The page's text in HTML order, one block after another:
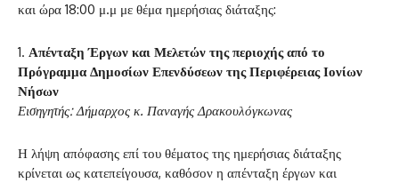
και ώρα 18:00 μ.μ με θέμα ημερήσιας διάταξης:
1. Απένταξη Έργων και Μελετών της περιοχής από το
Πρόγραμμα Δημοσίων Επενδύσεων της Περιφέρειας Ιονίων
Νήσων
Εισηγητής: Δήμαρχος κ. Παναγής Δρακουλόγκωνας
Η λήψη απόφασης επί του θέματος της ημερήσιας διάταξης
κρίνεται ως κατεπείγουσα, καθόσον η απένταξη έργων και